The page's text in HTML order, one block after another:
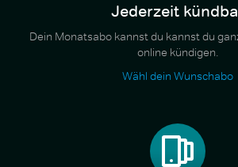
Jederzeit
Dein Monatsabo kannst du kannst du
online kündigen.
Wähl dein Wunschabo